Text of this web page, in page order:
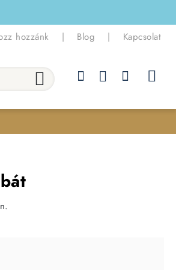
hozzánk | Blog | Kapcsolat